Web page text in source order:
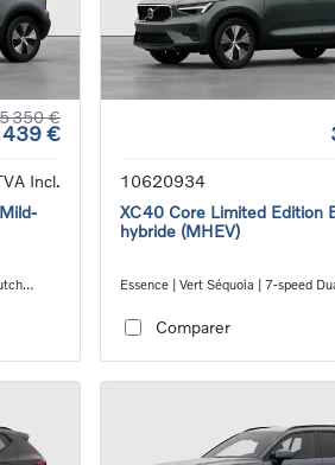
350 €
439 €
Incl.
10620934
XC40 Core Limited Edition
hybride (MHEV)
Essence | Vert Séquoia | 7-speed
Comparer